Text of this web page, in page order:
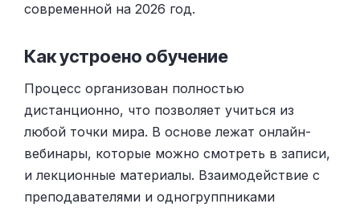
современной на 2026 год.
Как устроено обучение
Процесс организован полностью
дистанционно, что позволяет учиться из
любой точки мира. В основе лежат онлайн-
вебинары, которые можно смотреть в записи,
и лекционные материалы. Взаимодействие с
преподавателями и одногруппниками